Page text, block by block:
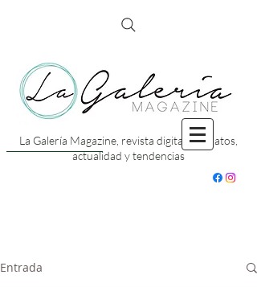
La Galería Magazine, revista digital con datos,
actualidad y tendencias
Entrada